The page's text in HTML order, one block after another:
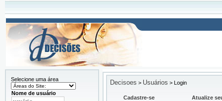
Selecione uma área
Nome de usuário
Decisoes > Usuários > Login
Cadastre-se Atualize